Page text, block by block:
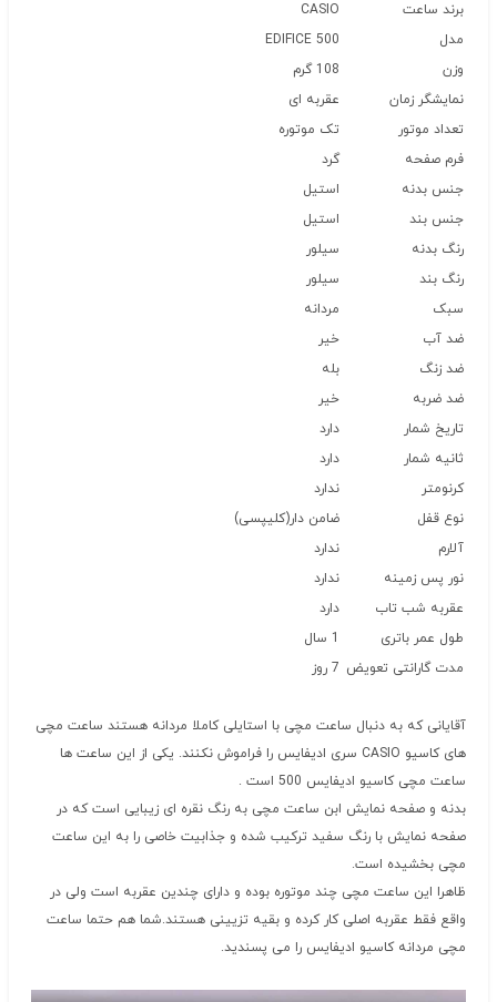
برند ساعت
مدل
وزن
نمایشگر زمان
عقربه ای
تعداد موتور
تک موتوره
فرم صفحه
گرد
جنس بدنه
استیل
جنس بند
استیل
رنگ بدنه
سیلور
رنگ بند
سیلور
سبک
مردانه
ضد آب
خیر
ضد زنگ
بله
ضد ضربه
خیر
تاریخ شمار
دارد
ثانیه شمار
دارد
کرنومتر
ندارد
نوع قفل
ضامن دار(کلیپسی)
آلارم
ندارد
نور پس زمینه
ندارد
عقربه شب تاب
دارد
طول عمر باتری
مدت گارانتی تعویض
آقایانی که به دنبال ساعت مچی با استایلی کاملا مردانه هستند ساعت مچی
های کاسیو CASIO سری ادیفایس را فراموش نکنند. یکی از این ساعت ها
ساعت مچی کاسیو ادیفایس 500 است .
بدنه و صفحه نمایش ابن ساعت مچی به رنگ نقره ای زیبایی است که در
صفحه نمایش با رنگ سفید ترکیب شده و جذابیت خاصی را به این ساعت
مچی بخشیده است.
ظاهرا این ساعت مچی چند موتوره بوده و دارای چندین عقربه است ولی در
واقع فقط عقربه اصلی کار کرده و بقیه تزیینی هستند.شما هم حتما ساعت
مچی مردانه کاسیو ادیفایس را می پسندید.